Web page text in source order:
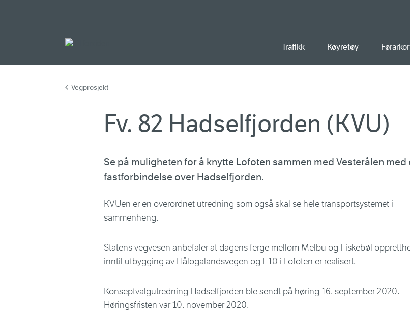
Trafikk Køyretøy
Vegprosjekt
Fv. 82 Hadselfjorden (KVU)
Se på muligheten for å knytte Lofoten sammen med Vesterålen med
fastforbindelse over Hadselfjorden.
KVUen er en overordnet utredning som også skal se hele transportsystemet i
sammenheng.
Statens vegvesen anbefaler at dagens ferge mellom Melbu og Fiskebøl
inntil utbygging av Hålogalandsvegen og E10 i Lofoten er realisert.
Konseptvalgutredning Hadselfjorden ble sendt på høring 16. september 2020.
Høringsfristen var 10. november 2020.